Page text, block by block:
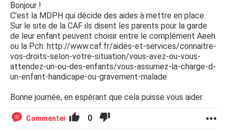
Bonjour !
C'est la MDPH qui décide des aides à mettre en place.
Sur le site de la CAF ils disent les parents pour la garde
de leur enfant peuvent choisir entre le complément Aeeh
ou la Pch: http://www.caf.fr/aides-et-services/connaitre-
vos-droits-selon-votre-situation/vous-avez-ou-vous-
attendez-un-ou-des-enfants/vous-assumez-la-charge-d-
un-enfant-handicape-ou-gravement-malade
Bonne journée, en espérant que cela puisse vous aider.
Commenter 0